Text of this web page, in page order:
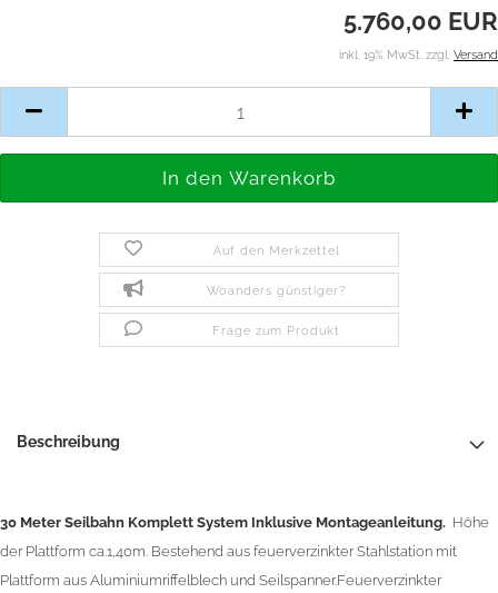
5.760,00 EUR
inkl. 19% MwSt. zzgl. Versand
Auf den Merkzettel
Woanders günstiger?
Frage zum Produkt
Beschreibung
30 Meter Seilbahn Komplett System Inklusive Montageanleitung. Höhe
der Plattform ca.1,40m. Bestehend aus feuerverzinkter Stahlstation mit
Plattform aus Aluminiumriffelblech und Seilspanner.Feuerverzinkter